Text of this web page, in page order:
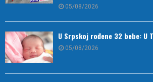
05/08/2026
U Srpskoj rođene 32 bebe: U
05/08/2026